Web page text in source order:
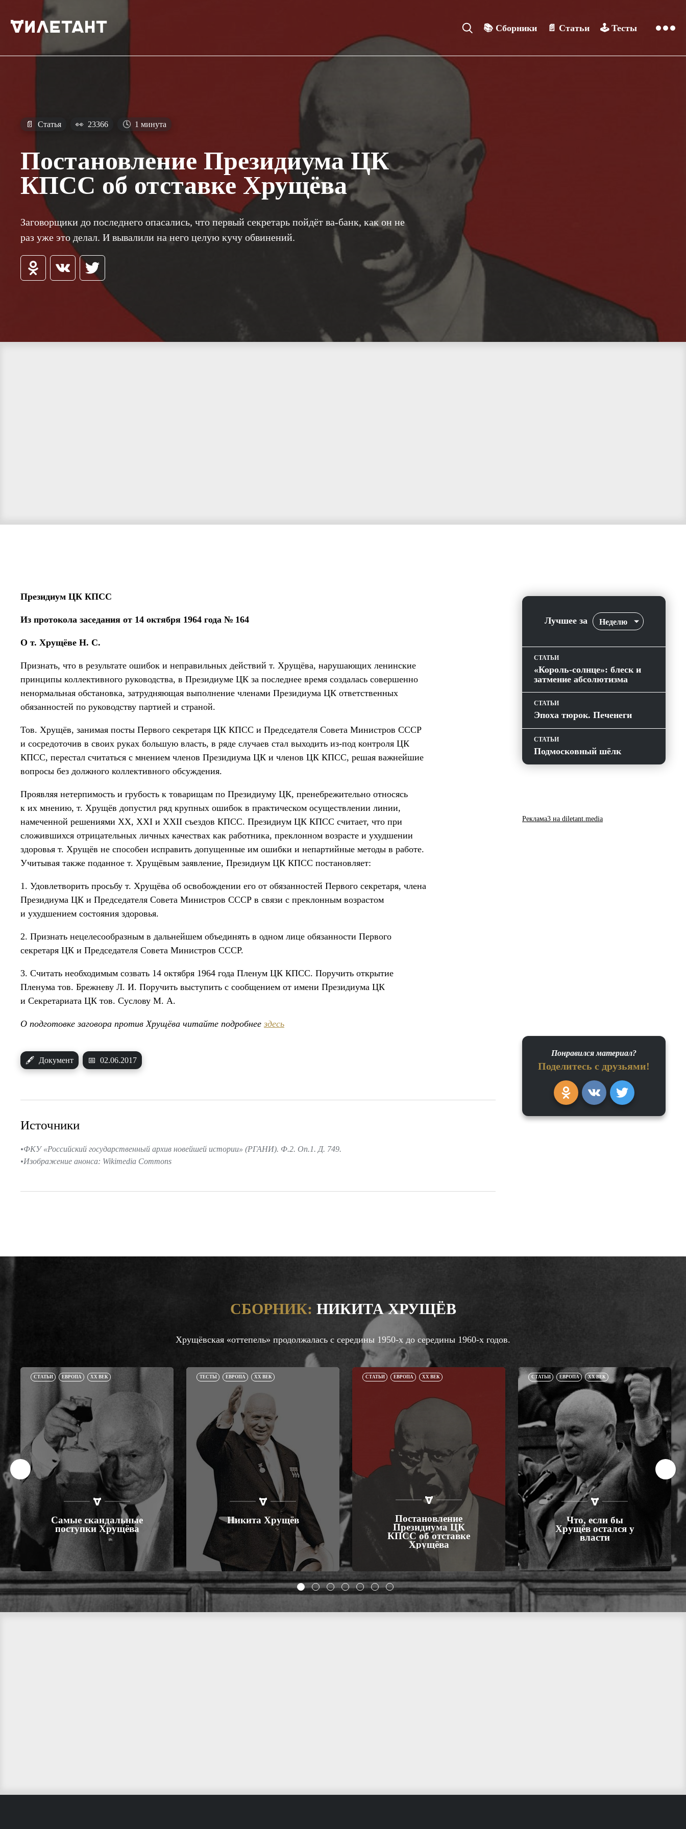
📚 Сборники 📄 Статьи 🕹️ Тесты
📄 Статья 👀 23366 🕓 1 минута
Постановление Президиума ЦК
КПСС об отставке Хрущёва
Заговорщики до последнего опасались, что первый секретарь пойдёт ва-банк, как он не
раз уже это делал. И вывалили на него целую кучу обвинений.
Президиум ЦК КПСС
Из протокола заседания от 14 октября 1964 года № 164
О т. Хрущёве Н. С.
Признать, что в результате ошибок и неправильных действий т. Хрущёва, нарушающих ленинские
принципы коллективного руководства, в Президиуме ЦК за последнее время создалась совершенно
ненормальная обстановка, затрудняющая выполнение членами Президиума ЦК ответственных
обязанностей по руководству партией и страной.
Тов. Хрущёв, занимая посты Первого секретаря ЦК КПСС и Председателя Совета Министров СССР
и сосредоточив в своих руках большую власть, в ряде случаев стал выходить из-под контроля ЦК
КПСС, перестал считаться с мнением членов Президиума ЦК и членов ЦК КПСС, решая важнейшие
вопросы без должного коллективного обсуждения.
Проявляя нетерпимость и грубость к товарищам по Президиуму ЦК, пренебрежительно относясь
к их мнению, т. Хрущёв допустил ряд крупных ошибок в практическом осуществлении линии,
намеченной решениями XX, XXI и XXII съездов КПСС. Президиум ЦК КПСС считает, что при
сложившихся отрицательных личных качествах как работника, преклонном возрасте и ухудшении
здоровья т. Хрущёв не способен исправить допущенные им ошибки и непартийные методы в работе.
Учитывая также поданное т. Хрущёвым заявление, Президиум ЦК КПСС постановляет:
1. Удовлетворить просьбу т. Хрущёва об освобождении его от обязанностей Первого секретаря, члена
Президиума ЦК и Председателя Совета Министров СССР в связи с преклонным возрастом
и ухудшением состояния здоровья.
2. Признать нецелесообразным в дальнейшем объединять в одном лице обязанности Первого
секретаря ЦК и Председателя Совета Министров СССР.
3. Считать необходимым созвать 14 октября 1964 года Пленум ЦК КПСС. Поручить открытие
Пленума тов. Брежневу Л. И. Поручить выступить с сообщением от имени Президиума ЦК
и Секретариата ЦК тов. Суслову М. А.
О подготовке заговора против Хрущёва читайте подробнее здесь
🖋 Документ 📅 02.06.2017
Источники
ФКУ «Российский государственный архив новейшей истории» (РГАНИ). Ф.2. Оп.1. Д. 749.
Изображение анонса: Wikimedia Commons
Лучшее за Неделю
СТАТЬИ
«Король-солнце»: блеск и
затмение абсолютизма
СТАТЬИ
Эпоха тюрок. Печенеги
СТАТЬИ
Подмосковный шёлк
Реклама3 на diletant.media
Понравился материал?
Поделитесь с друзьями!
СБОРНИК: НИКИТА ХРУЩЁВ
Хрущёвская «оттепель» продолжалась с середины 1950-х до середины 1960-х годов.
СТАТЬИ ЕВРОПА XX ВЕК
Самые скандальные
поступки Хрущёва
ТЕСТЫ ЕВРОПА XX ВЕК
Никита Хрущёв
СТАТЬИ ЕВРОПА XX ВЕК
Постановление
Президиума ЦК
КПСС об отставке
Хрущёва
СТАТЬИ ЕВРОПА XX ВЕК
Что, если бы
Хрущёв остался у
власти